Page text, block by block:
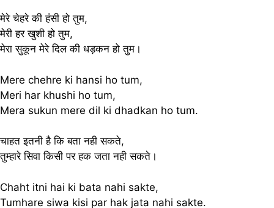
मेरे चेहरे की हंसी हो तुम,
मेरी हर खुशी हो तुम,
मेरा सुकून मेरे दिल की धड़कन हो तुम।
Mere chehre ki hansi ho tum,
Meri har khushi ho tum,
Mera sukun mere dil ki dhadkan ho tum.
चाहत इतनी है कि बता नही सकते,
तुम्हारे सिवा किसी पर हक जता नही सकते।
Chaht itni hai ki bata nahi sakte,
Tumhare siwa kisi par hak jata nahi sakte.